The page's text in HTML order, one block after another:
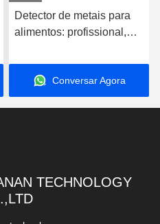
Detector de metais para
alimentos: profissional,
inoxidável, biscoitos de
queijo, frutos do mar, grau
alimentício, leite,
Conversar Agora
TECHNOLOGY